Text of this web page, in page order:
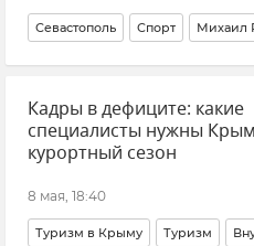
Севастополь Спорт Михаил
Новости Севастополя
Кадры в дефиците: какие
специалисты нужны
курортный сезон
8 мая, 18:40
Туризм в Крыму Туризм